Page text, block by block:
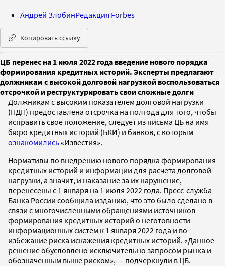
Андрей ЗлобинРедакция Forbes
Копировать ссылку
ЦБ перенес на 1 июля 2022 года введение нового порядка
формирования кредитных историй. Эксперты предлагают
должникам с высокой долговой нагрузкой воспользоваться
отсрочкой и реструктурировать свои сложные долги
Должникам с высоким показателем долговой нагрузки
(ПДН) предоставлена отсрочка на полгода для того, чтобы
исправить свое положение, следует из письма ЦБ на имя
бюро кредитных историй (БКИ) и банков, с которым
ознакомились«Известия».
Нормативы по внедрению нового порядка формирования
кредитных историй и информации для расчета долговой
нагрузки, а значит, и наказание за их нарушение,
перенесены с 1 января на 1 июля 2022 года. Пресс-служба
Банка России сообщила изданию, что это было сделано в
связи с многочисленными обращениями источников
формирования кредитных историй о неготовности
информационных систем к 1 января 2022 года и во
избежание риска искажения кредитных историй. «Данное
решение обусловлено исключительно запросом рынка и
обозначенным выше риском», — подчеркнули в ЦБ.